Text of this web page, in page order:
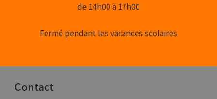
de 14h00 à 17h00
Fermé pendant les vacances scolaires
Contact